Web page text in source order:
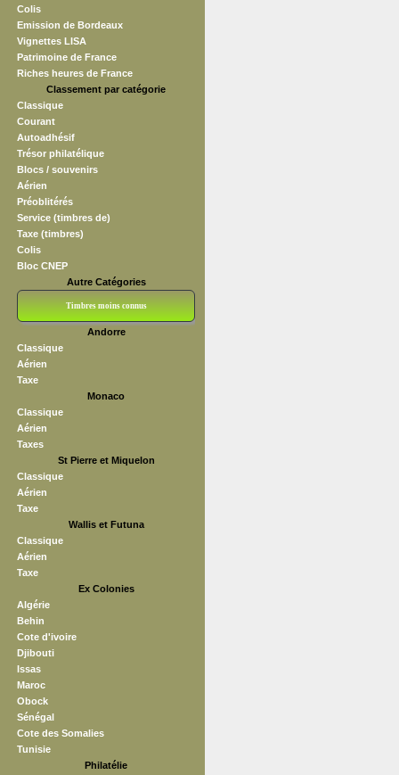
Colis
Emission de Bordeaux
Vignettes LISA
Patrimoine de France
Riches heures de France
Classement par catégorie
Classique
Courant
Autoadhésif
Trésor philatélique
Blocs / souvenirs
Aérien
Préoblitérés
Service (timbres de)
Taxe (timbres)
Colis
Bloc CNEP
Autre Catégories
Timbres moins connus
Andorre
Classique
Aérien
Taxe
Monaco
Classique
Aérien
Taxes
St Pierre et Miquelon
Classique
Aérien
Taxe
Wallis et Futuna
Classique
Aérien
Taxe
Ex Colonies
Algérie
Behin
Cote d'ivoire
Djibouti
Issas
Maroc
Obock
Sénégal
Cote des Somalies
Tunisie
Philatélie